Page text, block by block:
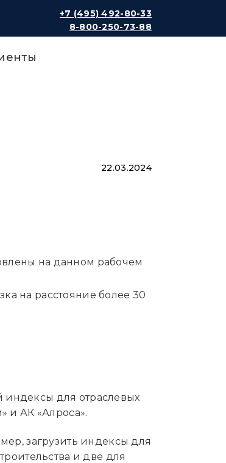
+7 (495) 492-80-33
8-800-250-73-88
22.03.2024
на данном рабочем
на расстояние более 30
для отраслевых
и АК «Алроса».
загрузить индексы для
и две для